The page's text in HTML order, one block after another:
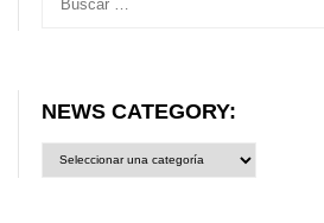
NEWS CATEGORY:
category: